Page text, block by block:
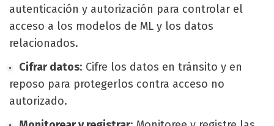
autenticación y autorización para controlar el
acceso a los modelos de ML y los datos
relacionados.
Cifrar datos: Cifre los datos en tránsito y en
reposo para protegerlos contra acceso no
autorizado.